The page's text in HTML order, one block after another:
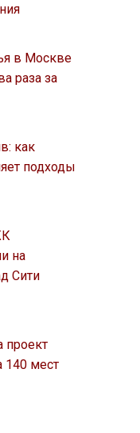
в Москве
раза за
как
подходы
на
Сити
проект
140 мест